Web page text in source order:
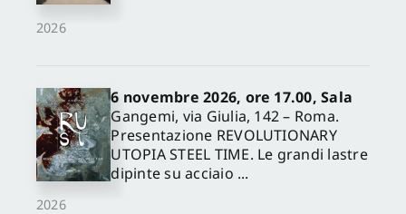
2026
2026
6 novembre 2026, ore 17.00, Sala
Gangemi, via Giulia, 142 – Roma.
Presentazione REVOLUTIONARY
UTOPIA STEEL TIME. Le grandi lastre
dipinte su acciaio ...